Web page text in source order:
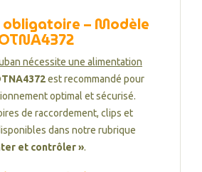
obligatoire – Modèle
nécessite une alimentation
est recommandé pour
optimal et sécurisé.
de raccordement, clips et
dans notre rubrique
et contrôler ».